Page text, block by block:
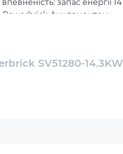
запас енергії 14
Powerbrick фундаментом
свободу жити без
себе
мати власне
із збереженням ємності.
вигода
SV51280-14.3KW